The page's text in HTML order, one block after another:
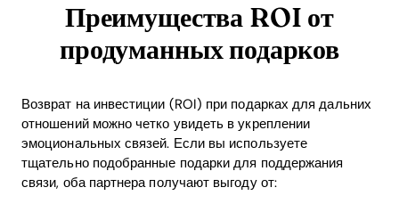
Преимущества ROI от
продуманных подарков
Возврат на инвестиции (ROI) при подарках для дальних
отношений можно четко увидеть в укреплении
эмоциональных связей. Если вы используете
тщательно подобранные подарки для поддержания
связи, оба партнера получают выгоду от: